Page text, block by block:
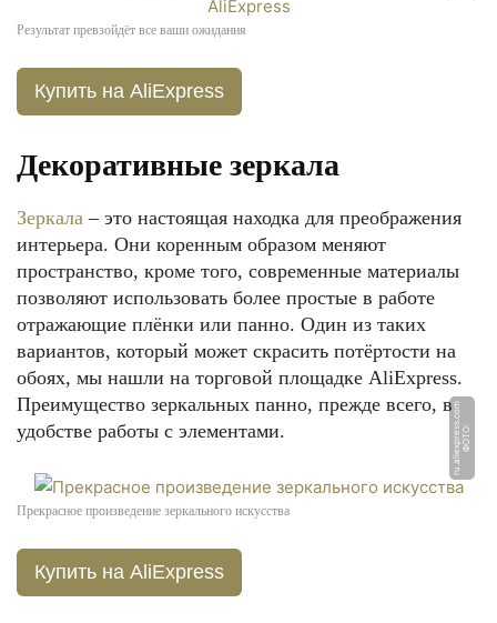
Результат превзойдёт все ваши ожидания
Купить на AliExpress
Декоративные зеркала
Зеркала – это настоящая находка для преображения
интерьера. Они коренным образом меняют
пространство, кроме того, современные материалы
позволяют использовать более простые в работе
отражающие плёнки или панно. Один из таких
вариантов, который может скрасить потёртости на
обоях, мы нашли на торговой площадке AliExpress.
Преимущество зеркальных панно, прежде всего, в
удобстве работы с элементами.
Ф
О
Т
О:
r
u.
ali
e
x
p
r
e
s
s.
c
o
m
Прекрасное произведение зеркального искусства
Купить на AliExpress